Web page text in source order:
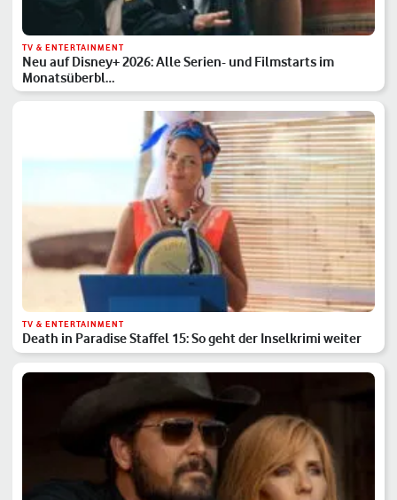
TV & ENTERTAINMENT
Neu auf Disney+ 2026: Alle Serien- und Filmstarts im
Monatsüberbl…
TV & ENTERTAINMENT
Death in Paradise Staffel 15: So geht der Inselkrimi weiter